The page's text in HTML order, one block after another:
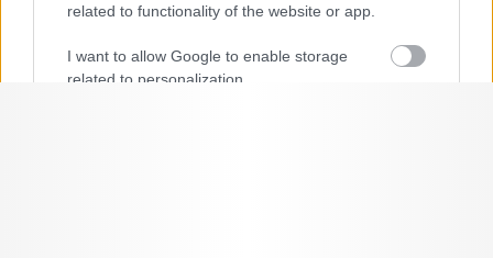
related to functionality of the website or app.
I want to allow Google to enable storage
related to personalization.